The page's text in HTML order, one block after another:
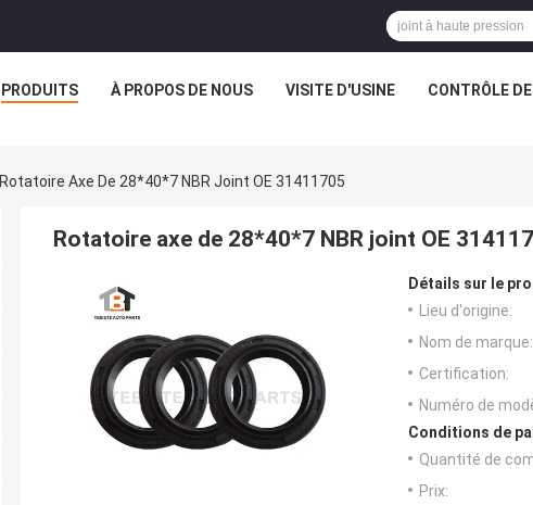
PRODUITS À PROPOS DE NOUS VISITE D'USINE CONTRÔLE
Rotatoire Axe De 28*40*7 NBR Joint OE 31411705
Rotatoire axe de 28*40*7 NBR joint OE
Détails sur le
Lieu d'origine:
Nom de marque:
Certification:
Numéro de
Conditions de
Quantité de
Prix: